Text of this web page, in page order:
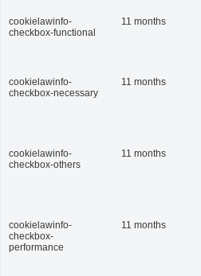
cookielawinfo-
checkbox-functional
11 months
cookielawinfo-
checkbox-necessary
11 months
cookielawinfo-
checkbox-others
11 months
cookielawinfo-
checkbox-
performance
11 months